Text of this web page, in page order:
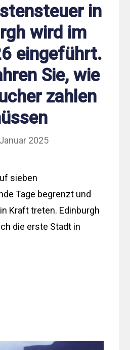
in
wird im
eingeführt.
Sie, wie
zahlen
2025
sieben
Tage begrenzt und
Kraft treten. Edinburgh
die erste Stadt in